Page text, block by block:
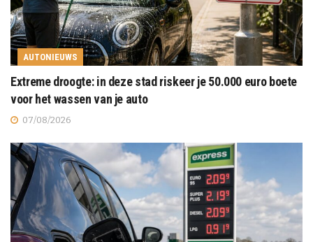
AUTONIEUWS
Extreme droogte: in deze stad riskeer je 50.000 euro boete
voor het wassen van je auto
07/08/2026